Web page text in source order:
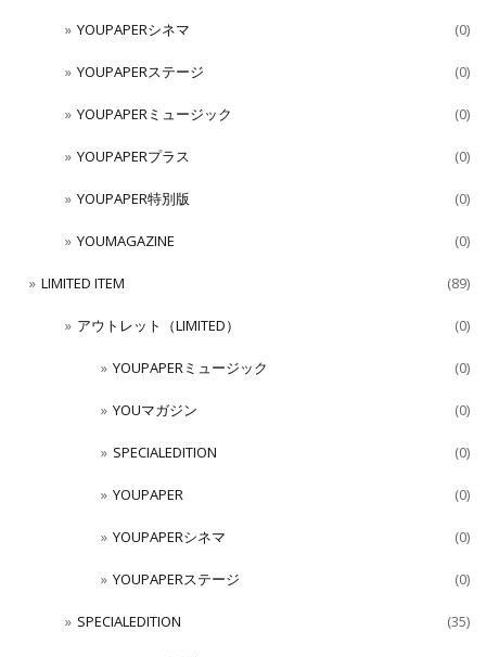
YOUPAPERシネマ (0)
YOUPAPERステージ (0)
YOUPAPERミュージック (0)
YOUPAPERプラス (0)
YOUPAPER特別版 (0)
YOUMAGAZINE (0)
LIMITED ITEM (89)
アウトレット（LIMITED） (0)
YOUPAPERミュージック (0)
YOUマガジン (0)
SPECIALEDITION (0)
YOUPAPER (0)
YOUPAPERシネマ (0)
YOUPAPERステージ (0)
SPECIALEDITION (35)